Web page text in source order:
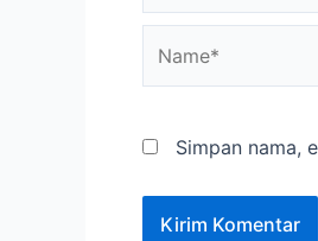
Simpan nama,